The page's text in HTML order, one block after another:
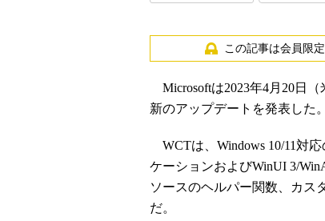
この記事は会員限定
Microsoftは2023年4月20日（
新のアップデートを発表した。
WCTは、Windows 10/11対
ケーションおよびWinUI 3/
ソースのヘルパー関数、カス
だ。